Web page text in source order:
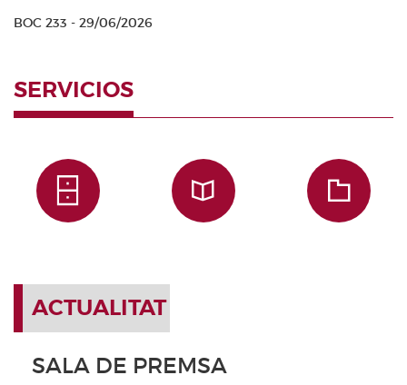
BOC 233 - 29/06/2026
SERVICIOS
ACTUALITAT
SALA DE PREMSA